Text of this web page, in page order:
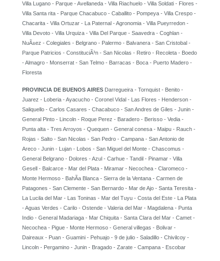
Villa Lugano - Parque - Avellaneda - Villa Riachuelo - Villa Soldati - Flores -
Villa Santa rita - Parque Chacabuco - Caballito - Pompeya - Villa Crespo -
Chacarita - Villa Ortuzar - La Paternal - Agronomia - Villa Pueyrredon -
Villa Devoto - Villa Urquiza - Villa Del Parque - Saavedra - Coghlan -
NuÃ±ez - Colegiales - Belgrano - Palermo - Balvanera - San Cristobal -
Parque Patricios - ConstituciÃ³n - San Nicolas - Retiro - Recoleta - Boedo
- Almagro - Monserrat - San Telmo - Barracas - Boca - Puerto Madero -
Floresta
PROVINCIA DE BUENOS AIRES Darregueira - Tornquist - Benito -
Juarez - Loberia - Ayacucho - Coronel Vidal - Las Flores - Henderson -
Saliquello - Carlos Casares - Chacabuco - San Andres de Giles - Junin -
General Pinto - Lincoln - Roque Perez - Baradero - Berisso - Vedia -
Punta alta - Tres Arroyos - Quequen - General conesa - Maipu - Rauch -
Rojas - Salto - San Nicolas - San Pedro - Campana - San Antonio de
Areco - Junin - Lujan - Lobos - San Miguel del Monte - Chascomus -
General Belgrano - Dolores - Azul - Carhue - Tandil - Pinamar - Villa
Gesell - Balcarce - Mar del Plata - Miramar - Necochea - Claromeco -
Monte Hermoso - BahÃ­a Blanca - Sierra de la Ventana - Carmen de
Patagones - San Clemente - San Bernardo - Mar de Ajo - Santa Teresita -
La Lucila del Mar - Las Toninas - Mar del Tuyu - Costa del Este - La Plata
- Aguas Verdes - Carilo - Ostende - Valeria del Mar - Magdalena - Punta
Indio - General Madariaga - Mar Chiquita - Santa Clara del Mar - Camet -
Necochea - Pigue - Monte Hermoso - General villegas - Bolivar -
Daireaux - Puan - Guamini - Pehuajo - 9 de julio - Saladillo - Chivilcoy -
Lincoln - Pergamino - Junin - Bragado - Zarate - Campana - Escobar